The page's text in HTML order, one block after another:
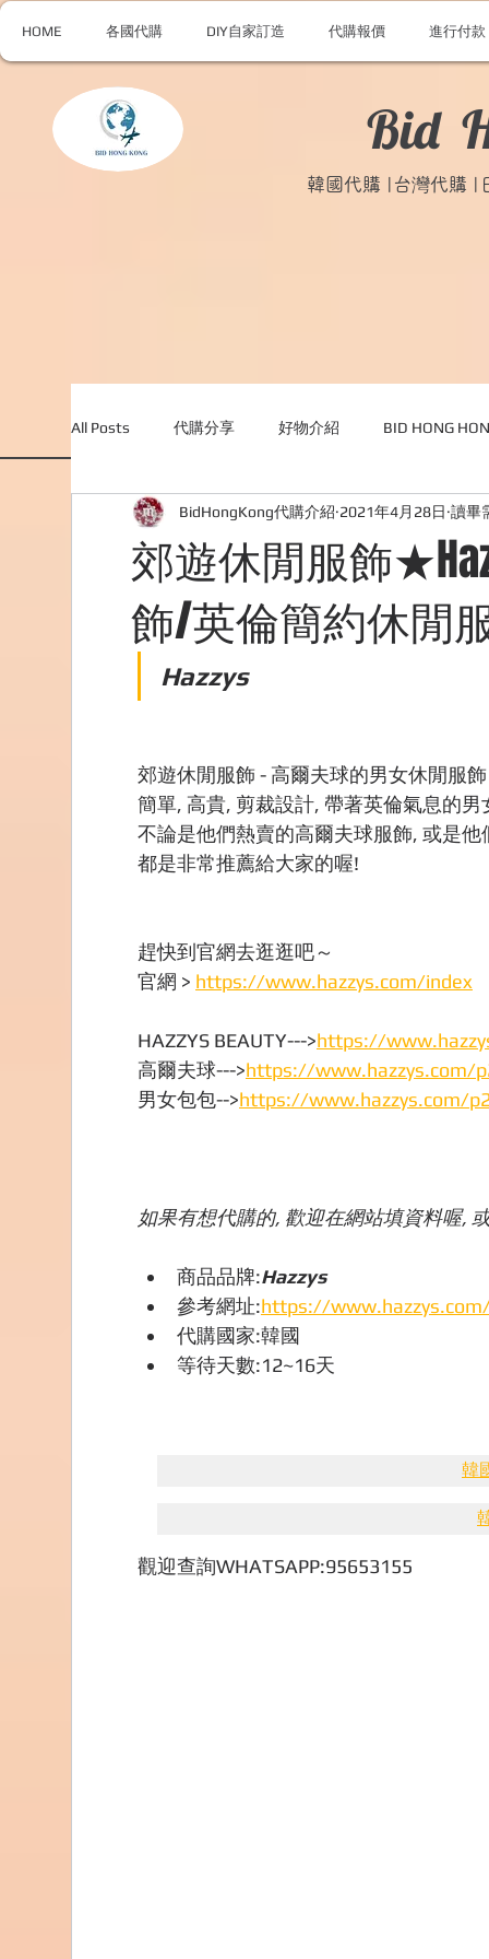
HOME 各國代購 DIY自家訂造 代購報價 進行付款
Bid
韓國代購 |台灣代購 |
All Posts 代購分享 好物介紹 BID HONG
外國購物網站介紹 ABOUT ME ABOUT
美食團購 購物 台灣代購網站
郊遊休閒服飾
飾/英倫簡約休閒
BidHongKong代購介紹 2021年4月28日 讀畢
Hazzys
郊遊休閒服飾 - 高爾夫球的男女休閒服飾
簡單, 高貴, 剪裁設計, 帶著英倫氣息的男
不論是他們熱賣的高爾夫球服飾, 或是
都是非常推薦給大家的喔!
趕快到官網去逛逛吧～
官網 > https://www.hazzys.com/index
HAZZYS BEAUTY--->https://
高爾夫球--->https://www.hazzys.com/
男女包包-->https://www.hazzys.com/
如果有想代購的, 歡迎在網站填資料喔,
商品品牌:Hazzys
參考網址:https://
代購國家:韓國
等待天數:12~16天
韓
觀迎查詢WHATSAPP:95653155